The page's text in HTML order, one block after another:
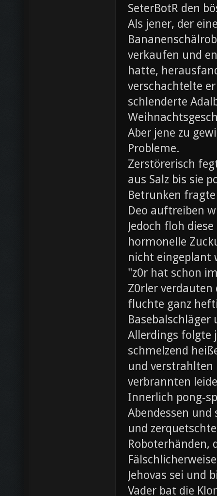
SeterBotR den
Als jener, der
verkaufen und
hatte,
verschachtelte
schlenderte
Aber jene zu
Probleme.
Zerstörerisch
aus Salz bis sie
Betrunken
Deo auftreiben
Jedoch floh
hormonelle
nicht eingeplant
"z0r hat schon
Z0rler
fluchte ganz
Allerdings folgte
schmelzend
und verstrahlten
verbrannten
Innerlich pong-
Abendessen
und
Roboterhänden,
Jehovas sei und
Vader bat die